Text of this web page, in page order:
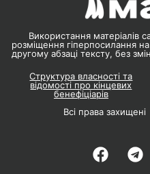
Використання матеріалів
розміщення гіперпосилання
другому абзаці тексту, без
Структура власності та
відомості про кінцевих
бенефіціарів
Всі права